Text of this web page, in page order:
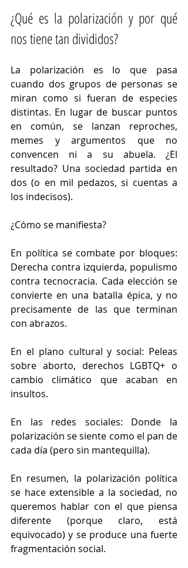
¿Qué es la polarización y por qué
nos tiene tan divididos?
La polarización es lo que pasa
cuando dos grupos de personas se
miran como si fueran de especies
distintas. En lugar de buscar puntos
en común, se lanzan reproches,
memes y argumentos que no
convencen ni a su abuela. ¿El
resultado? Una sociedad partida en
dos (o en mil pedazos, si cuentas a
los indecisos).
¿Cómo se manifiesta?
En política se combate por bloques:
Derecha contra izquierda, populismo
contra tecnocracia. Cada elección se
convierte en una batalla épica, y no
precisamente de las que terminan
con abrazos.
En el plano cultural y social: Peleas
sobre aborto, derechos LGBTQ+ o
cambio climático que acaban en
insultos.
En las redes sociales: Donde la
polarización se siente como el pan de
cada día (pero sin mantequilla).
En resumen, la polarización política
se hace extensible a la sociedad, no
queremos hablar con el que piensa
diferente (porque claro, está
equivocado) y se produce una fuerte
fragmentación social.